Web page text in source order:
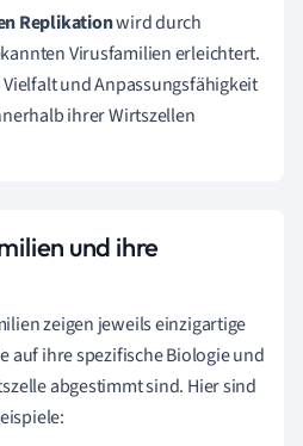
Replikationwird durch
Virusfamilien erleichtert.
Vielfalt und Anpassungsfähigkeit
ihrer Wirtszellen
und ihre
zeigen jeweils einzigartige
auf ihre spezifische Biologie und
abgestimmt sind. Hier sind